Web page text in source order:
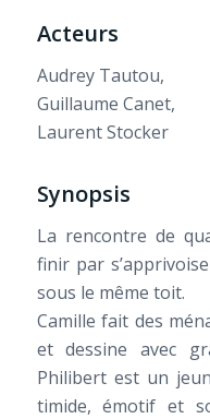
Acteurs
Audrey Tautou,
Guillaume Canet,
Laurent Stocker
Synopsis
La rencontre de
finir par
sous le même toit.
Camille fait des
et dessine avec
Philibert est un
timide, émotif et